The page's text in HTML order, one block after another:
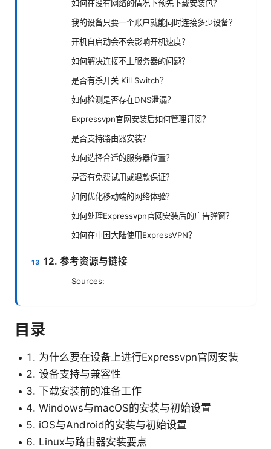
如何在没有网络的情况下预先下载安装包？
我的设备只要一个账户就能同时连接多少设备？
开机自启动会不会影响开机速度？
如何解决连接不上服务器的问题？
是否有杀开关 Kill Switch？
如何检测是否存在DNS泄漏？
Expressvpn官网安装后如何管理订阅？
是否支持路由器安装？
如何选择合适的服务器位置？
是否有免费试用或退款保证？
如何优化移动端的网络体验？
如何处理Expressvpn官网安装后的广告弹窗？
如何在中国大陆使用ExpressVPN？
12. 参考资源与链接
Sources:
目录
为什么要在设备上进行Expressvpn官网安装
设备支持与兼容性
下载安装前的准备工作
Windows与macOS的安装与初始设置
iOS与Android的安装与初始设置
Linux与路由器安装要点